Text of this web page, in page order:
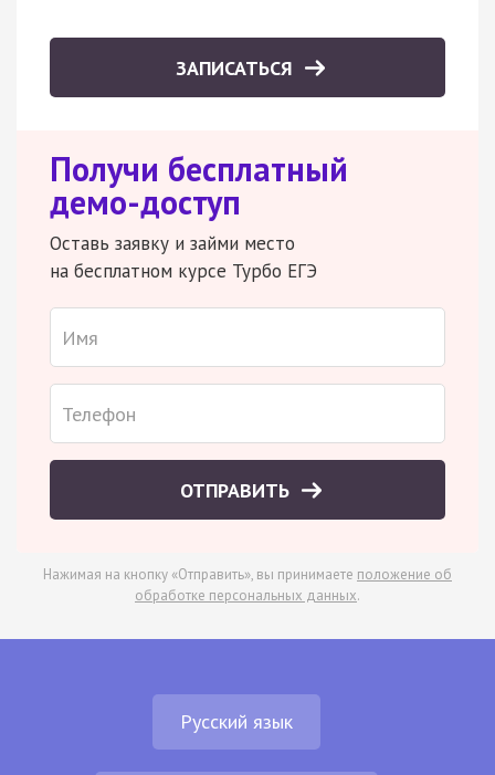
ЗАПИСАТЬСЯ
Получи бесплатный
демо-доступ
Оставь заявку и займи место
на бесплатном курсе Турбо ЕГЭ
ОТПРАВИТЬ
Нажимая на кнопку «Отправить», вы принимаете положение об
обработке персональных данных.
Русский язык